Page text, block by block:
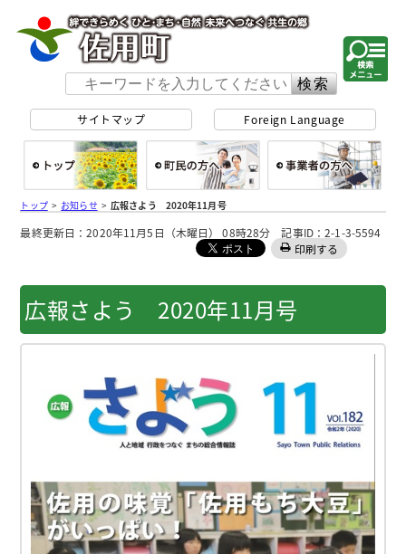
サイトマップ Foreign Language
総合トップ
トップ> お知らせ>広報さよう 2020年11月号
最終更新日：2020年11月5日（木曜日） 08時28分 記事ID：2-1-3-5594
印刷する
広報さよう 2020年11月号